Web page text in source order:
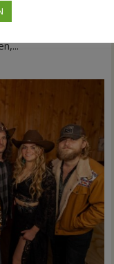
uitgeschakeld
uit
activiteiten. In